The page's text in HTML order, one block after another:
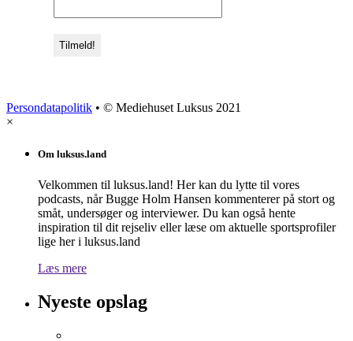
Persondatapolitik • © Mediehuset Luksus 2021
×
Om luksus.land
Velkommen til luksus.land! Her kan du lytte til vores
podcasts, når Bugge Holm Hansen kommenterer på stort og
småt, undersøger og interviewer. Du kan også hente
inspiration til dit rejseliv eller læse om aktuelle sportsprofiler
lige her i luksus.land
Læs mere
Nyeste opslag